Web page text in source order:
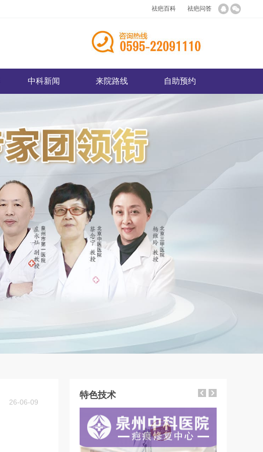
祛疤百科 祛疤问答
中科新闻 来院路线 自助预约
26-06-09
特色技术